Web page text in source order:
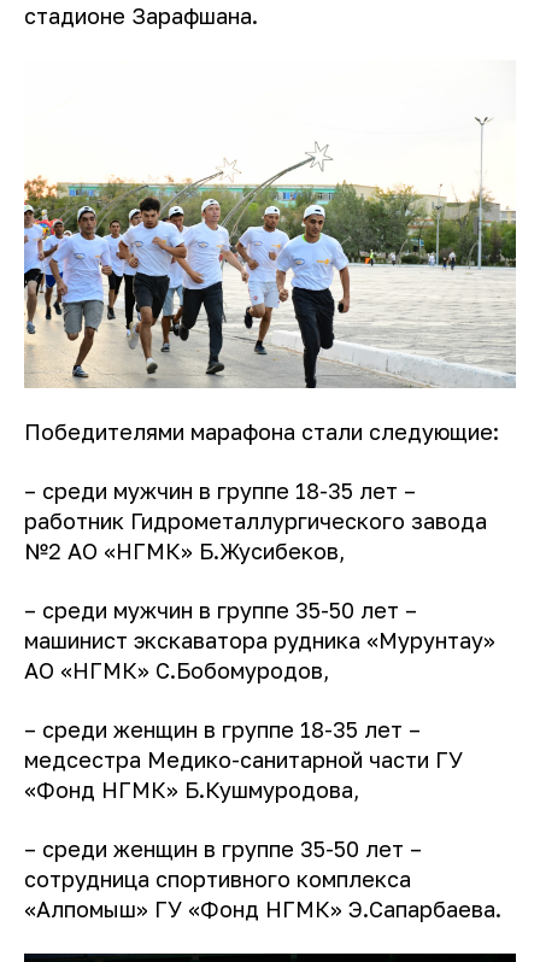
стадионе Зарафшана.
Победителями марафона стали следующие:
– среди мужчин в группе 18-35 лет –
работник Гидрометаллургического завода
№2 АО «НГМК» Б.Жусибеков,
– среди мужчин в группе 35-50 лет –
машинист экскаватора рудника «Мурунтау»
АО «НГМК» С.Бобомуродов,
– среди женщин в группе 18-35 лет –
медсестра Медико-санитарной части ГУ
«Фонд НГМК» Б.Кушмуродова,
– среди женщин в группе 35-50 лет –
сотрудница спортивного комплекса
«Алпомыш» ГУ «Фонд НГМК» Э.Сапарбаева.